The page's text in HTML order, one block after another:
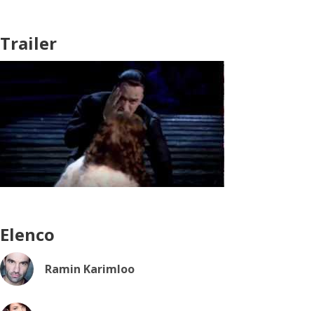
Trailer
Elenco
Ramin Karimloo